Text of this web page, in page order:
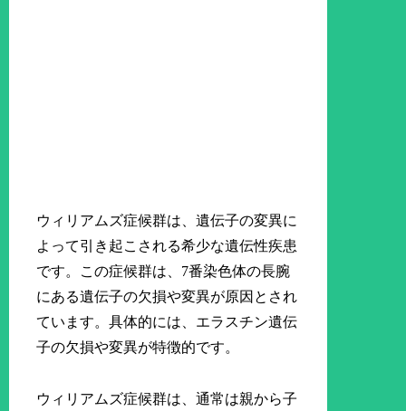
ウィリアムズ症候群は、遺伝子の変異に
よって引き起こされる希少な遺伝性疾患
です。この症候群は、7番染色体の長腕
にある遺伝子の欠損や変異が原因とされ
ています。具体的には、エラスチン遺伝
子の欠損や変異が特徴的です。
ウィリアムズ症候群は、通常は親から子